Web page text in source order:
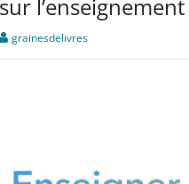
l’enseignement
grainesdelivres